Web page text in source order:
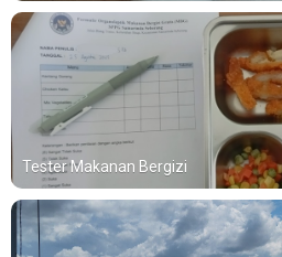
Tester Makanan Bergizi